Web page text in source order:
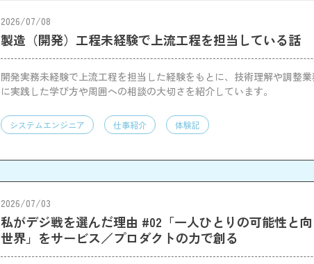
2026/07/08
製造（開発）工程未経験で上流工程を担当している話
開発実務未経験で上流工程を担当した経験をもとに、技術理解や調整
に実践した学び方や周囲への相談の大切さを紹介しています。
システムエンジニア 仕事紹介 体験記
2026/07/03
私がデジ戦を選んだ理由 #02「一人ひとりの可能性と
世界」をサービス／プロダクトの力で創る